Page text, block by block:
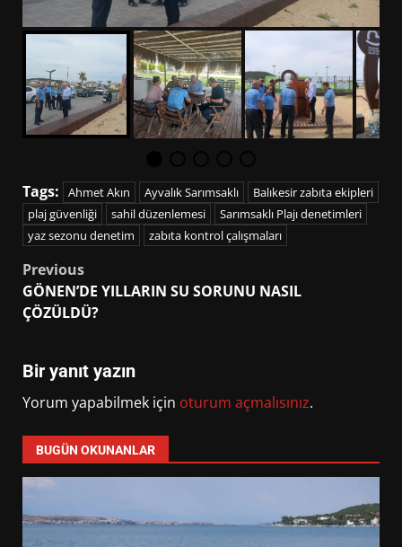
Tags: Ahmet Akın Ayvalık Sarımsaklı
Balıkesir zabıta ekipleri
plaj güvenliği
sahil düzenlemesi
Sarımsaklı Plajı denetimleri
yaz sezonu denetim
zabıta kontrol çalışmaları
Post
navigation
Previous
GÖNEN’DE YILLARIN SU SORUNU NASIL
ÇÖZÜLDÜ?
Bir yanıt yazın
Yorum yapabilmek için oturum açmalısınız.
BUGÜN OKUNANLAR